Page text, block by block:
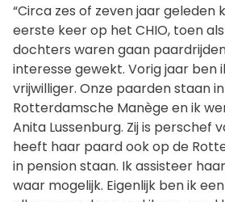
“Circa zes of zeven jaar geleden
eerste keer op het CHIO, toen
dochters waren gaan
interesse gewekt. Vorig jaar ben
vrijwilliger. Onze paarden staan
Rotterdamsche Manège en ik
Anita Lussenburg. Zij is perschef
heeft haar paard ook op de
in pension staan. Ik assisteer
waar mogelijk. Eigenlijk ben ik